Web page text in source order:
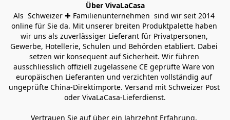
Über VivaLaCasa
Als  Schweizer ✚ Familienunternehmen  sind wir seit 2014
online für Sie da. Mit unserer breiten Produktpalette haben
wir uns als zuverlässiger Lieferant für Privatpersonen,
Gewerbe, Hotellerie, Schulen und Behörden etabliert. Dabei
setzen wir konsequent auf Sicherheit. Wir führen
ausschliesslich offiziell zugelassene CE geprüfte Ware von
europäischen Lieferanten und verzichten vollständig auf
ungeprüfte China-Direktimporte. Versand mit Schweizer Post
oder VivaLaCasa-Lieferdienst.
Vertrauen Sie auf über ein Jahrzehnt Erfahrung,